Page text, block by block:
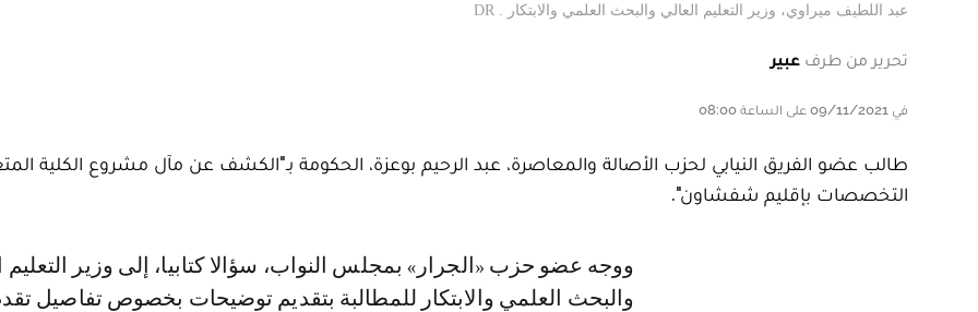
عبد اللطيف ميراوي، وزير التعليم العالي والبحث العلمي والابتكار . DR
تحرير من طرف عبير
في 09/11/2021 على الساعة 08:00
طالب عضو الفريق النيابي لحزب الأصالة والمعاصرة، عبد الرحيم بوعزة، الحكومة بـ"الكشف عن مآل مشروع الكلية
التخصصات بإقليم شفشاون".
ووجه عضو حزب «الجرار» بمجلس النواب، سؤالا كتابيا، إلى وزير التعليم العالي
والبحث العلمي والابتكار للمطالبة بتقديم توضيحات بخصوص تفاصيل